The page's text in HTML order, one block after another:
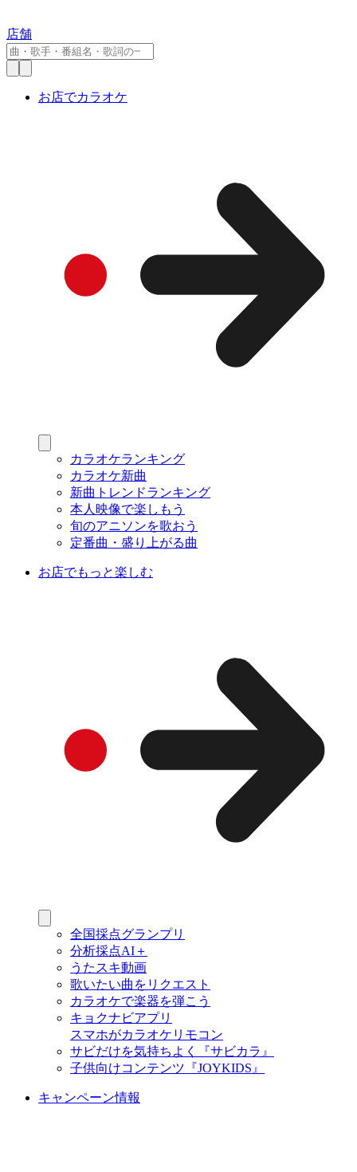
店舗
お店でカラオケ
カラオケランキング
カラオケ新曲
新曲トレンドランキング
本人映像で楽しもう
旬のアニソンを歌おう
定番曲・盛り上がる曲
お店でもっと楽しむ
全国採点グランプリ
分析採点AI＋
うたスキ動画
歌いたい曲をリクエスト
カラオケで楽器を弾こう
キョクナビアプリ
スマホがカラオケリモコン
サビだけを気持ちよく『サビカラ』
子供向けコンテンツ『JOYKIDS』
キャンペーン情報